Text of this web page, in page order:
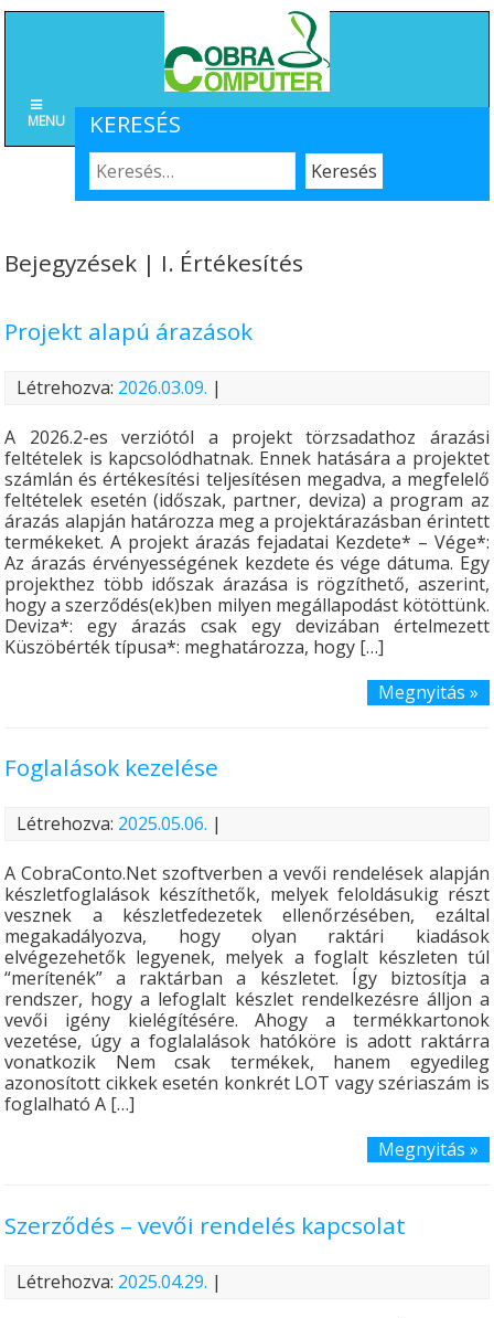
KERESÉS
MENU
Bejegyzések | I. Értékesítés
Projekt alapú árazások
Létrehozva: 2026.03.09. |
A 2026.2-es verziótól a projekt törzsadathoz árazási
feltételek is kapcsolódhatnak. Ennek hatására a projektet
számlán és értékesítési teljesítésen megadva, a megfelelő
feltételek esetén (időszak, partner, deviza) a program az
árazás alapján határozza meg a projektárazásban érintett
termékeket. A projekt árazás fejadatai Kezdete* – Vége*:
Az árazás érvényességének kezdete és vége dátuma. Egy
projekthez több időszak árazása is rögzíthető, aszerint,
hogy a szerződés(ek)ben milyen megállapodást kötöttünk.
Deviza*: egy árazás csak egy devizában értelmezett
Küszöbérték típusa*: meghatározza, hogy […]
Megnyitás »
Foglalások kezelése
Létrehozva: 2025.05.06. |
A CobraConto.Net szoftverben a vevői rendelések alapján
készletfoglalások készíthetők, melyek feloldásukig részt
vesznek a készletfedezetek ellenőrzésében, ezáltal
megakadályozva, hogy olyan raktári kiadások
elvégezehetők legyenek, melyek a foglalt készleten túl
“merítenék” a raktárban a készletet. Így biztosítja a
rendszer, hogy a lefoglalt készlet rendelkezésre álljon a
vevői igény kielégítésére. Ahogy a termékkartonok
vezetése, úgy a foglalalások hatóköre is adott raktárra
vonatkozik Nem csak termékek, hanem egyedileg
azonosított cikkek esetén konkrét LOT vagy szériaszám is
foglalható A […]
Megnyitás »
Szerződés – vevői rendelés kapcsolat
Létrehozva: 2025.04.29. |